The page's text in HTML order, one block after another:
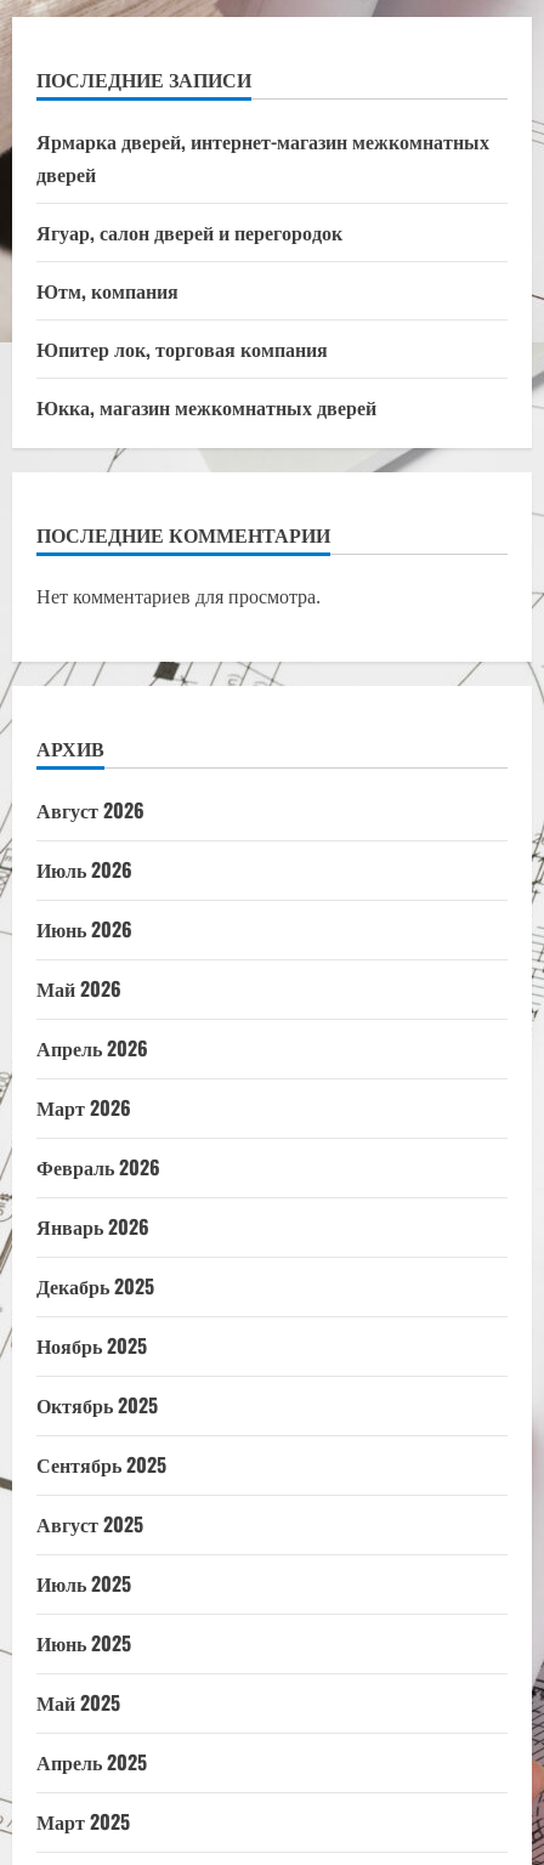
ПОСЛЕДНИЕ ЗАПИСИ
Ярмарка дверей, интернет-магазин межкомнатных
дверей
Ягуар, салон дверей и перегородок
Ютм, компания
Юпитер лок, торговая компания
Юкка, магазин межкомнатных дверей
ПОСЛЕДНИЕ КОММЕНТАРИИ
Нет комментариев для просмотра.
АРХИВ
Август 2026
Июль 2026
Июнь 2026
Май 2026
Апрель 2026
Март 2026
Февраль 2026
Январь 2026
Декабрь 2025
Ноябрь 2025
Октябрь 2025
Сентябрь 2025
Август 2025
Июль 2025
Июнь 2025
Май 2025
Апрель 2025
Март 2025